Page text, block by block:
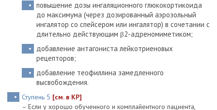
повышение дозы ингаляционного глюкокортикоида
до максимума (через дозированный аэрозольный
ингалятор со спейсером или ингалятор) в сочетании с
длительно действующим β2-адреномиметиком;
добавление антагониста лейкотриеновых
рецепторов;
добавление теофиллина замедленного
высвобождения.
Ступень 5 [см. в КР]
– Если у хорошо обученного и комплайентного пациента,